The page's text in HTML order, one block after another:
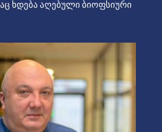
ხდება აღებული ბიოფსიური